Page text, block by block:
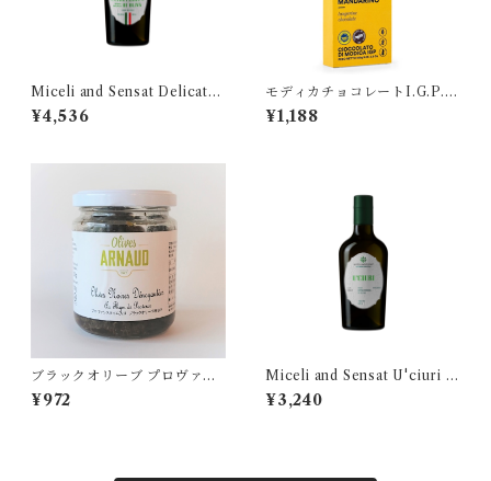
Miceli and Sensat Delicato
Bio 500 ミチェリ&センサッ
ト デリカート
¥4,536
モディカチョコレートI.G.P.
マンダリン（タンジェリン）
¥1,188
ブラックオリーブ プロヴァン
スタイム入り種抜き 130g
¥972
Miceli and Sensat U'ciuri I.
G.P. Bio 250 ミチェリ&セン
サット ウチュリ
¥3,240